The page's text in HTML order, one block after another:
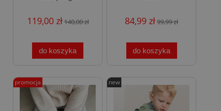
119,00 zł140,00 zł
do koszyka
84,99 zł99,99 zł
do koszyka
promocja new